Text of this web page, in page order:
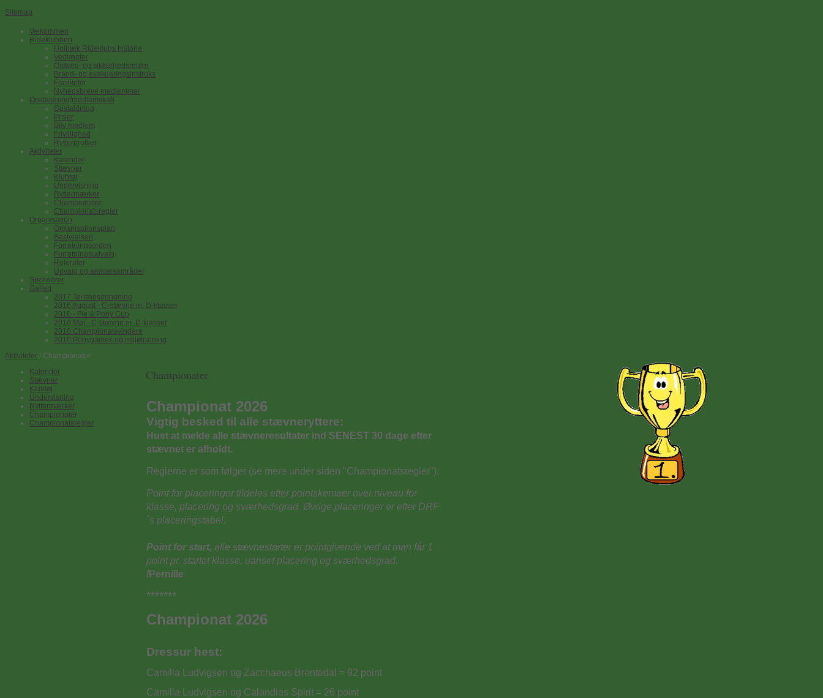
Sitemap
Velkommen
Rideklubben
Holbæk Rideklubs historie
Vedtægter
Ordens- og sikkerhedsregler
Brand- og evakueringsinstruks
Faciliteter
Nyhedsbreve medlemmer
Opstaldning/medlemskab
Opstaldning
Priser
Bliv medlem
Frivillighed
Rytterprofiler
Aktiviteter
Kalender
Stævner
Klubtøj
Undervisning
Ryttermærker
Championater
Championatsregler
Organisation
Organisationsplan
Bestyrelsen
Forretningsorden
Forretningsudvalg
Referater
Udvalg og ansvarsområder
Sponsorer
Galleri
2017 Terrænspringning
2016 August - C-stævne m. D-klasser
2016 - Fie & Pony Cup
2016 Maj - C-stævne m. D-klasser
2016 Championatsvindere
2016 Ponygames og miljøtræning
Aktiviteter / Championater
Kalender
Stævner
Klubtøj
Undervisning
Ryttermærker
Championater
Championatsregler
Championater
Championat 2026
Vigtig besked til alle stævneryttere:
Hust at melde alle stævneresultater ind SENEST 30 dage efter
stævnet er afholdt.
Reglerne er som følger (se mere under siden "Championatsregler"):
Point for placeringer tildeles efter pointskemaer over niveau for
klasse, placering og sværhedsgrad. Øvrige placeringer er efter DRF
´s placeringstabel.
Point for start, alle stævnestarter er pointgivende ved at man får 1
point pr. startet klasse, uanset placering og sværhedsgrad.
/Pernille
*******
Championat 2026
Dressur hest:
Camilla Ludvigsen og Zacchaeus Brentedal = 92 point
Camilla Ludvigsen og Calandias Spirit = 26 point